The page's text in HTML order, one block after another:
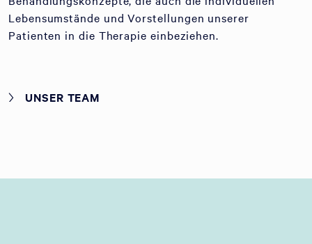
Lebensumstände und Vorstellungen unserer
Patienten in die Therapie einbeziehen.
UNSER TEAM